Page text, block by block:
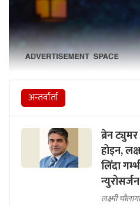
अन्तर्वार्ता
ब्रेन
होइन,
लिँदा
न्युरोसर्जन
लक्ष्मी